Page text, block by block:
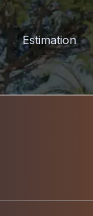
Estimation